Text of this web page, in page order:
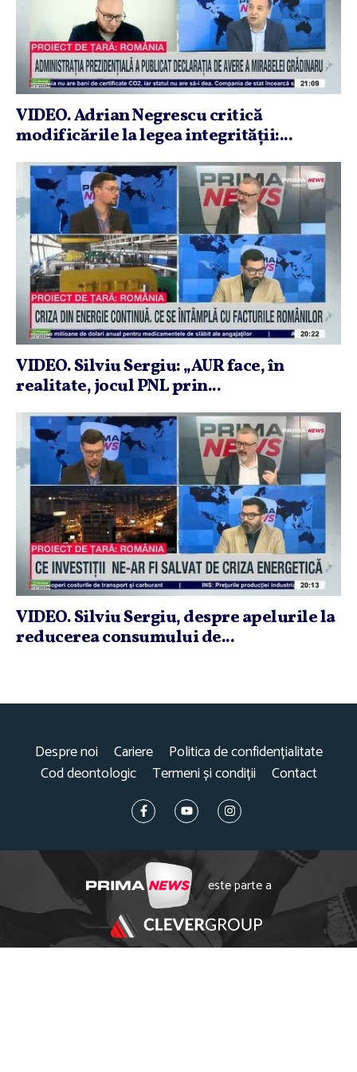
VIDEO. Adrian Negrescu critică
modificările la legea integrităţii:...
VIDEO. Silviu Sergiu: „AUR face, în
realitate, jocul PNL prin...
VIDEO. Silviu Sergiu, despre apelurile la
reducerea consumului de...
Despre noi Cariere
Politica de confidențialitate
Cod deontologic
Termeni și condiții Contact
este parte a